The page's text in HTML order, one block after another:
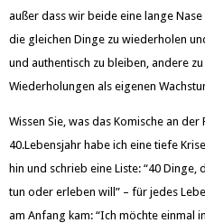
außer dass wir beide eine lange
die gleichen Dinge zu wiederholen
und authentisch zu bleiben, andere
Wiederholungen als eigenen
Wissen Sie, was das Komische an
40.Lebensjahr habe ich eine tiefe
hin und schrieb eine Liste: “40
tun oder erleben will” – für jedes
am Anfang kam: “Ich möchte einmal